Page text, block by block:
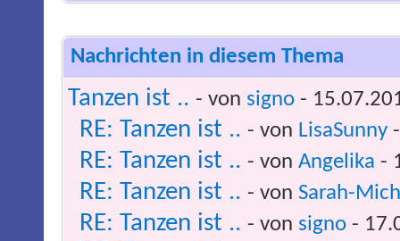
Nachrichten in diesem Thema
Tanzen ist .. - von signo -
RE: Tanzen ist .. - von LisaSunny
RE: Tanzen ist .. - von Angelika -
RE: Tanzen ist .. - von Sarah-
RE: Tanzen ist .. - von signo -